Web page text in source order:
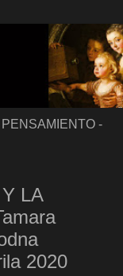
-
LA
2020